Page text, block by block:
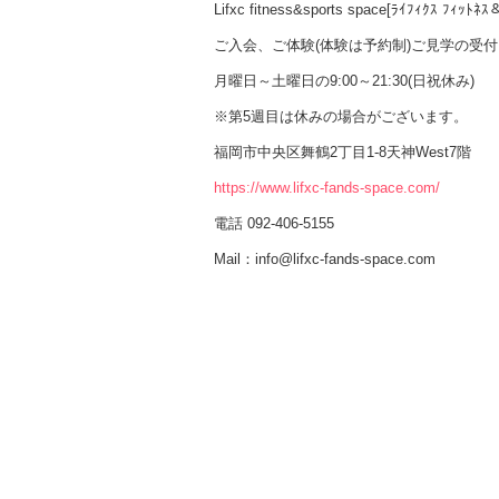
Lifxc fitness&sports space[ﾗｲﾌｨｸｽ ﾌｨｯﾄﾈｽ
ご入会、ご体験(体験は予約制)ご見学の受付
月曜日～土曜日の9:00～21:30(日祝休み)
※第5週目は休みの場合がございます。
福岡市中央区舞鶴2丁目1-8天神West7階
https://www.lifxc-fands-space.com/
電話 092-406-5155
Mail：info@lifxc-fands-space.com